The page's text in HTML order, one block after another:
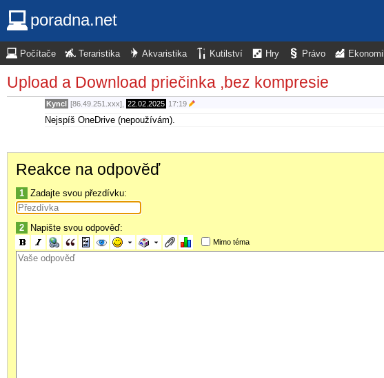
poradna.net
Počítače Teraristika Akvaristika Kutilství Hry Právo
Upload a Download priečinka ,bez kompresie
Kyncl [86.49.251.xxx], 22.02.2025 17:19
Nejspíš OneDrive (nepoužívám).
Reakce na odpověď
1 Zadajte svou přezdívku:
2 Napište svou odpověď:
Mimo téma